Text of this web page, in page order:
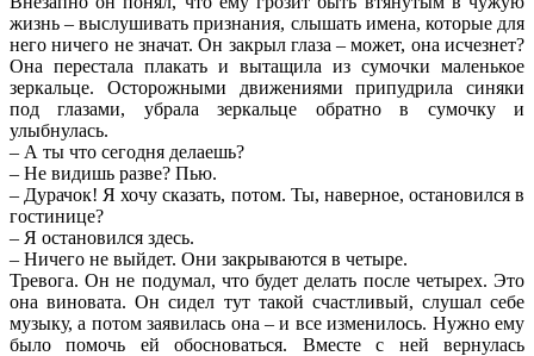
жизнь – выслушивать признания, слышать имена, которые для
него ничего не значат. Он закрыл глаза – может, она исчезнет?
Она перестала плакать и вытащила из сумочки маленькое
зеркальце. Осторожными движениями припудрила синяки
под глазами, убрала зеркальце обратно в сумочку и
улыбнулась.
– А ты что сегодня делаешь?
– Не видишь разве? Пью.
– Дурачок! Я хочу сказать, потом. Ты, наверное, остановился в
гостинице?
– Я остановился здесь.
– Ничего не выйдет. Они закрываются в четыре.
Тревога. Он не подумал, что будет делать после четырех. Это
она виновата. Он сидел тут такой счастливый, слушал себе
музыку, а потом заявилась она – и все изменилось. Нужно ему
было помочь ей обосноваться. Вместе с ней вернулась